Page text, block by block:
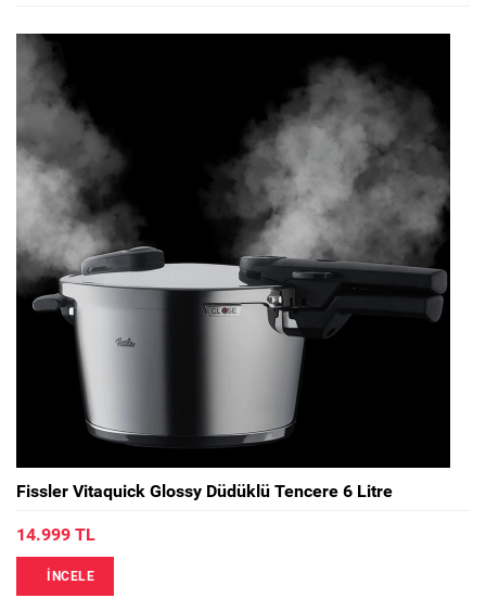
Fissler Vitaquick Glossy Düdüklü Tencere 6 Litre
14.999 TL
İNCELE